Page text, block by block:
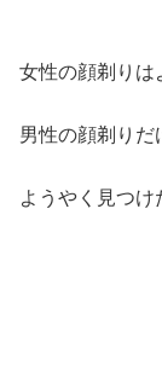
女性の顔剃りは
男性の顔剃りだ
ようやく見つけ